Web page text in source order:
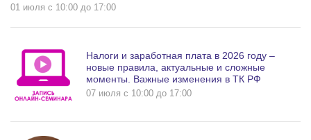
01 июля c 10:00 до 17:00
Налоги и заработная плата в 2026 году –
новые правила, актуальные и сложные
моменты. Важные изменения в ТК РФ
07 июля c 10:00 до 17:00